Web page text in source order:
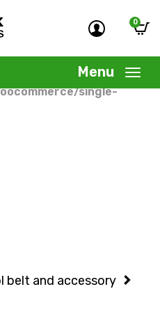
in
single-
0
Menu
belt and accessory